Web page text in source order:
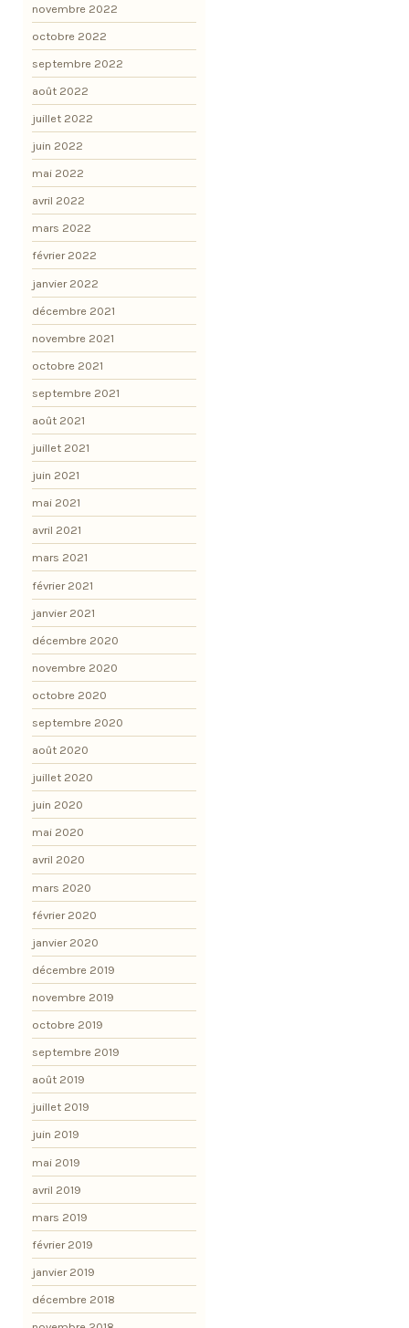
novembre 2022
octobre 2022
septembre 2022
août 2022
juillet 2022
juin 2022
mai 2022
avril 2022
mars 2022
février 2022
janvier 2022
décembre 2021
novembre 2021
octobre 2021
septembre 2021
août 2021
juillet 2021
juin 2021
mai 2021
avril 2021
mars 2021
février 2021
janvier 2021
décembre 2020
novembre 2020
octobre 2020
septembre 2020
août 2020
juillet 2020
juin 2020
mai 2020
avril 2020
mars 2020
février 2020
janvier 2020
décembre 2019
novembre 2019
octobre 2019
septembre 2019
août 2019
juillet 2019
juin 2019
mai 2019
avril 2019
mars 2019
février 2019
janvier 2019
décembre 2018